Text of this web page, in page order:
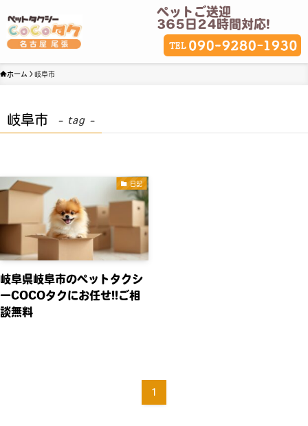
ペットご送迎
365日24時間対応!
ホーム 岐阜市
岐阜市 – tag –
日記
岐阜県岐阜市のペットタクシ
ーCOCOタクにお任せ!!ご相
談無料
1